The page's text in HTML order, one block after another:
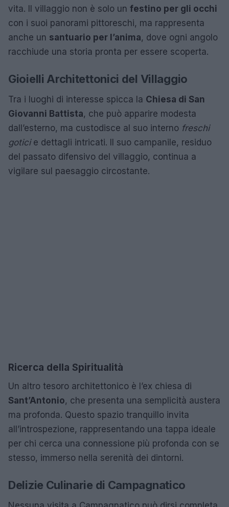
vita. Il villaggio non è solo un festino per gli occhi
con i suoi panorami pittoreschi, ma rappresenta
anche un santuario per l’anima, dove ogni angolo
racchiude una storia pronta per essere scoperta.
Gioielli Architettonici del Villaggio
Tra i luoghi di interesse spicca la Chiesa di San
Giovanni Battista, che può apparire modesta
dall’esterno, ma custodisce al suo interno freschi
goticie dettagli intricati. Il suo campanile, residuo
del passato difensivo del villaggio, continua a
vigilare sul paesaggio circostante.
Ricerca della Spiritualità
Un altro tesoro architettonico è l’ex chiesa di
Sant’Antonio, che presenta una semplicità austera
ma profonda. Questo spazio tranquillo invita
all’introspezione, rappresentando una tappa ideale
per chi cerca una connessione più profonda con se
stesso, immerso nella serenità dei dintorni.
Delizie Culinarie di Campagnatico